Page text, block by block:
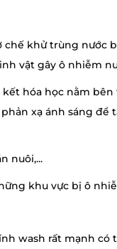
chế khử trùng nước
vật gây ô nhiễm
kết hóa học nằm
xạ ánh sáng để
nuôi,...
khu vực bị ô
wash rất mạnh có